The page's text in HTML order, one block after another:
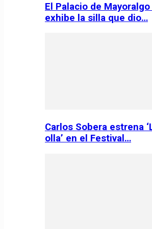
El Palacio de
exhibe la silla que dio…
Carlos Sobera estrena
olla’ en el Festival…